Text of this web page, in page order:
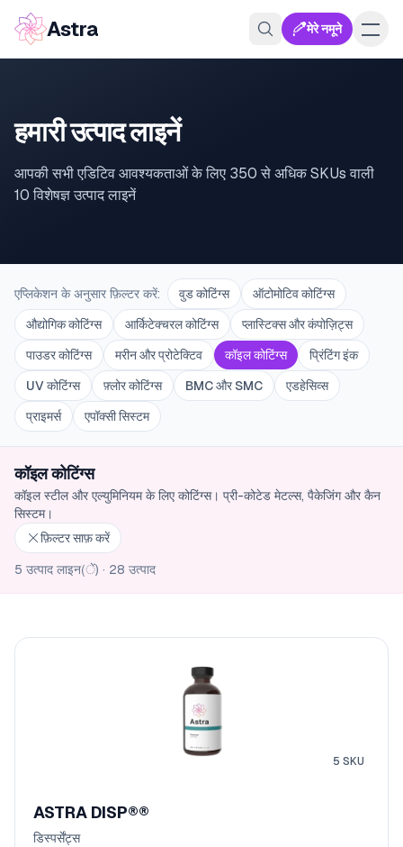
Astra मेरे नमूने
हमारी उत्पाद लाइनें
आपकी सभी एडिटिव आवश्यकताओं के लिए 350 से अधिक SKUs वाली
10 विशेषज्ञ उत्पाद लाइनें
एप्लिकेशन के अनुसार फ़िल्टर करें: वुड कोटिंग्स
ऑटोमोटिव कोटिंग्स
औद्योगिक कोटिंग्स
आर्किटेक्चरल कोटिंग्स
प्लास्टिक्स और कंपोज़िट्स
पाउडर कोटिंग्स
मरीन और प्रोटेक्टिव कॉइल कोटिंग्स
प्रिंटिंग इंक
UV कोटिंग्स
फ़्लोर कोटिंग्स BMC और SMC
एडहेसिव्स
प्राइमर्स
एपॉक्सी सिस्टम
कॉइल कोटिंग्स
कॉइल स्टील और एल्युमिनियम के लिए कोटिंग्स। प्री-कोटेड मेटल्स, पैकेजिंग और कैन
सिस्टम।
फ़िल्टर साफ़ करें
5 उत्पाद लाइन(ें) · 28 उत्पाद
5 SKU
ASTRA DISP®®
डिस्पर्सेंट्स